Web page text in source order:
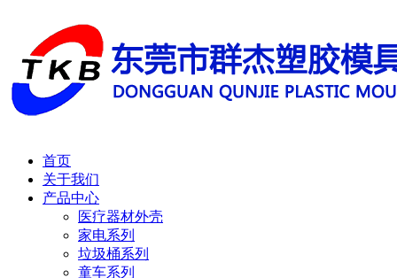
首页
关于我们
产品中心
医疗器材外壳
家电系列
垃圾桶系列
童车系列